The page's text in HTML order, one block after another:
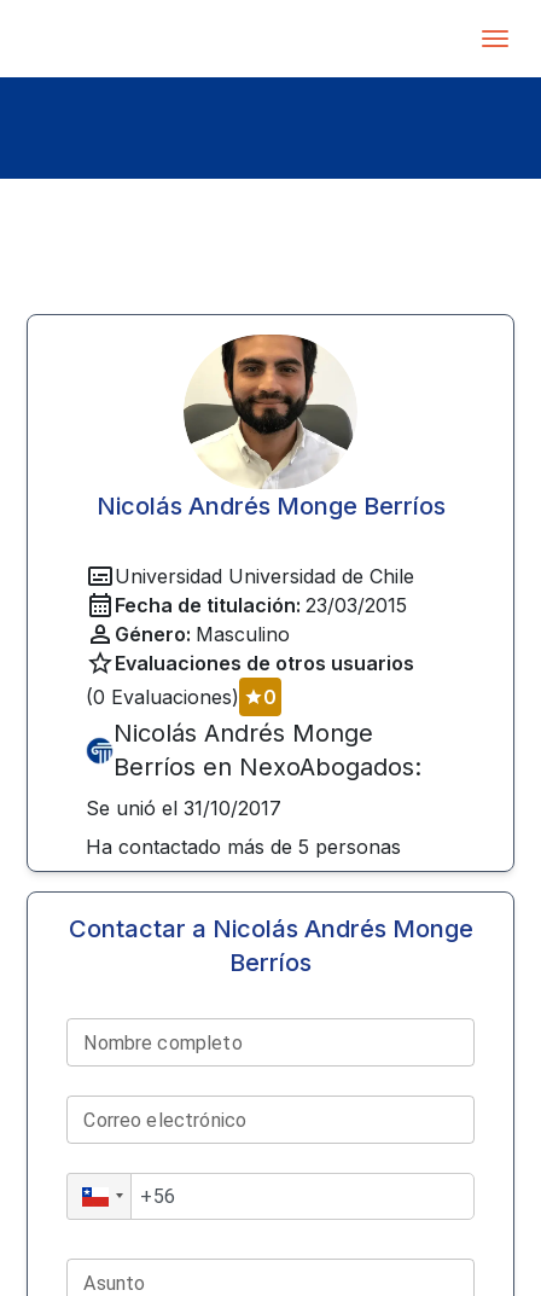
Nicolás Andrés Monge Berríos
Universidad Universidad de Chile
Fecha de titulación: 23/03/2015
Género: Masculino
Evaluaciones de otros usuarios
(0 Evaluaciones) 0
Nicolás Andrés Monge
Berríos en NexoAbogados:
Se unió el 31/10/2017
Ha contactado más de5 personas
Contactar a Nicolás Andrés Monge
Berríos
Nombre completo
Correo electrónico
Asunto